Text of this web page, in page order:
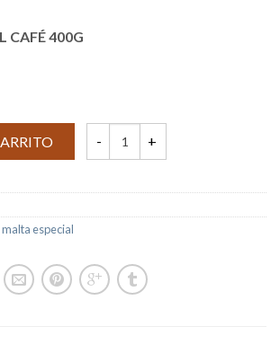
CAFÉ 400G
malta especial